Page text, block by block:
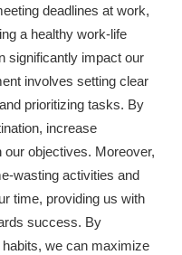
deadlines at work,
a healthy work-life
significantly impact our
involves setting clear
prioritizing tasks. By
increase
objectives. Moreover,
wasting activities and
time, providing us with
success. By
we can maximize